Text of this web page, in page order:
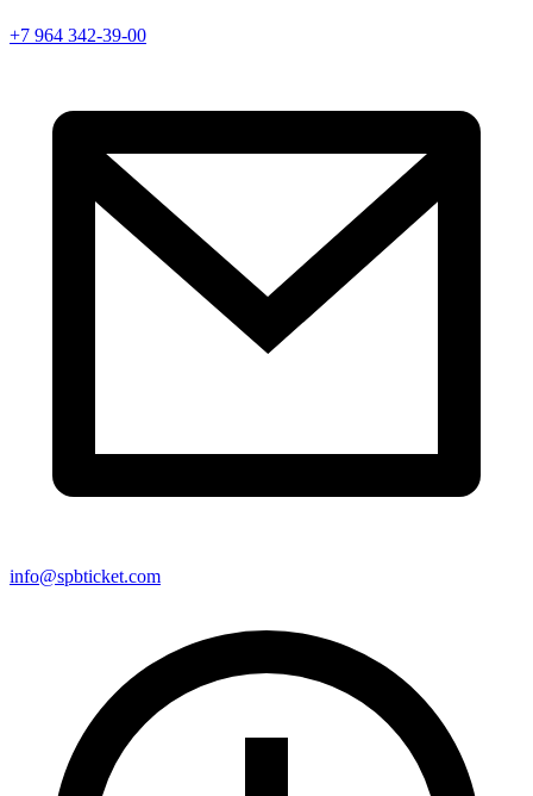
+7 964 342-39-00
info@spbticket.com